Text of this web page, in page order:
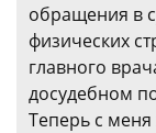
обращения в
физических
главного
досудебном
Теперь с меня